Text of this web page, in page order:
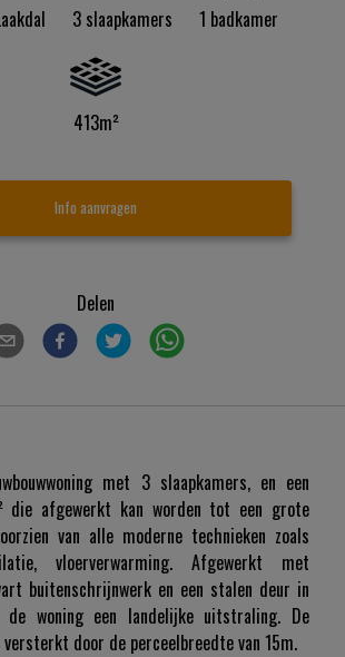
3 slaapkamers 1 badkamer
413M²
Info aanvragen
Delen
met 3 slaapkamers, en een
die afgewerkt kan worden tot een grote
van alle moderne technieken zoals
vloerverwarming. Afgewerkt met
buitenschrijnwerk en een stalen deur in
woning een landelijke uitstraling. De
door de perceelbreedte van 15m.